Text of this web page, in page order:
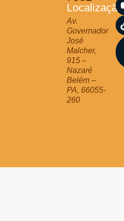
Localização
Av.
Governador
José
Malcher,
915 –
Nazaré
Belém –
PA, 66055-
260